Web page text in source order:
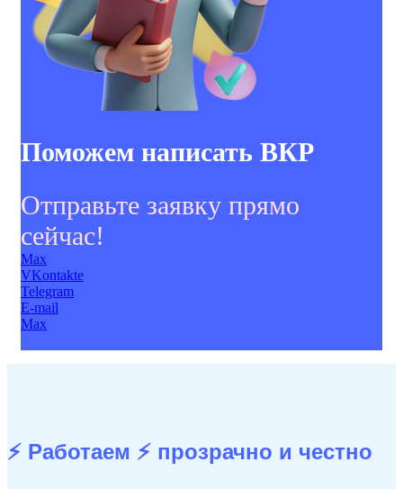
Поможем написать ВКР
Отправьте заявку прямо
сейчас!
Max
VKontakte
Telegram
E-mail
Max
⚡ Работаем ⚡ прозрачно и честно